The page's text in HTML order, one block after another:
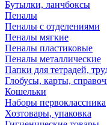
Бутылки, ланчбоксы
Пеналы
Пеналы с отделениями
Пеналы мягкие
Пеналы пластиковые
Пеналы металлические
Папки для тетрадей,
Глобусы, карты,
Кошельки
Наборы первоклассника
Хозтовары, упаковка